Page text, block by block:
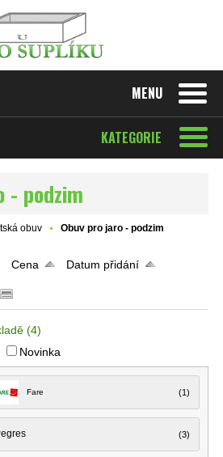
MENU
KATEGORIE
- podzim
obuv Obuv pro jaro - podzim
Cena
Datum přidání
(4)
Novinka
Fare (1)
(3)